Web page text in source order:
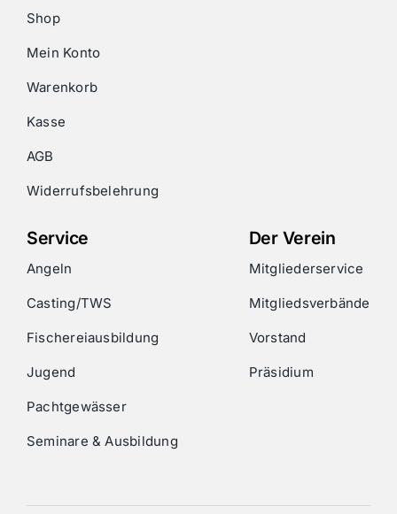
Shop
Mein Konto
Warenkorb
Kasse
AGB
Widerrufsbelehrung
Service
Angeln
Casting/TWS
Fischereiausbildung
Jugend
Pachtgewässer
Seminare & Ausbildung
Der Verein
Mitgliederservice
Mitgliedsverbände
Vorstand
Präsidium